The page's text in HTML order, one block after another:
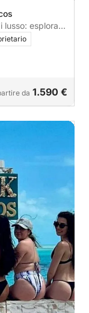
esplora le
da 1.590 €